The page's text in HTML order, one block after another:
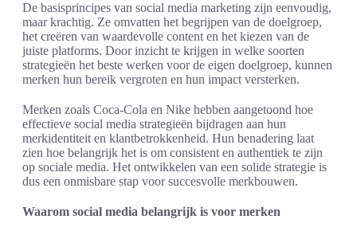
De basisprincipes van social media marketing zijn eenvoudig,
maar krachtig. Ze omvatten het begrijpen van de doelgroep,
het creëren van waardevolle content en het kiezen van de
juiste platforms. Door inzicht te krijgen in welke soorten
strategieën het beste werken voor de eigen doelgroep, kunnen
merken hun bereik vergroten en hun impact versterken.
Merken zoals Coca-Cola en Nike hebben aangetoond hoe
effectieve social media strategieën bijdragen aan hun
merkidentiteit en klantbetrokkenheid. Hun benadering laat
zien hoe belangrijk het is om consistent en authentiek te zijn
op sociale media. Het ontwikkelen van een solide strategie is
dus een onmisbare stap voor succesvolle merkbouwen.
Waarom social media belangrijk is voor merken